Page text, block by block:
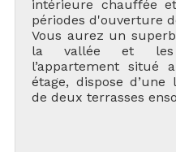
intérieure chauffée
périodes d'ouverture
Vous aurez un
la vallée et les
l’appartement situé
étage, dispose
de deux terrasses